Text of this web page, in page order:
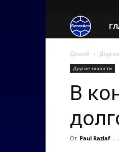
Домой
Другие новости
В
От Paul Razlaf -